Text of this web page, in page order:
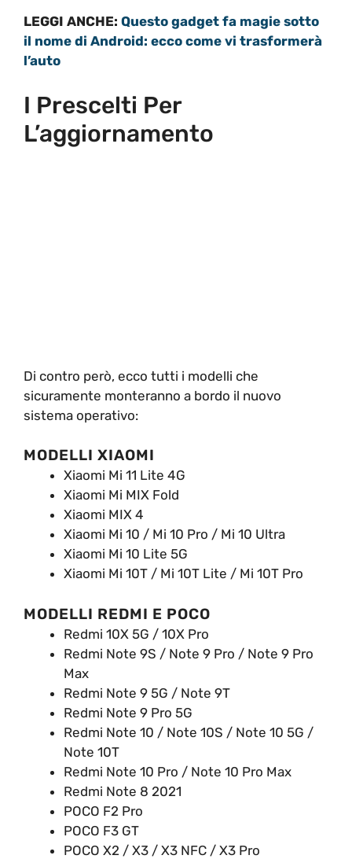
LEGGI ANCHE: Questo gadget fa magie sotto
il nome di Android: ecco come vi trasformerà
l’auto
I Prescelti Per
L’aggiornamento
Di contro però, ecco tutti i modelli che
sicuramente monteranno a bordo il nuovo
sistema operativo:
MODELLI XIAOMI
Xiaomi Mi 11 Lite 4G
Xiaomi Mi MIX Fold
Xiaomi MIX 4
Xiaomi Mi 10 / Mi 10 Pro / Mi 10 Ultra
Xiaomi Mi 10 Lite 5G
Xiaomi Mi 10T / Mi 10T Lite / Mi 10T Pro
MODELLI REDMI E POCO
Redmi 10X 5G / 10X Pro
Redmi Note 9S / Note 9 Pro / Note 9 Pro
Max
Redmi Note 9 5G / Note 9T
Redmi Note 9 Pro 5G
Redmi Note 10 / Note 10S / Note 10 5G /
Note 10T
Redmi Note 10 Pro / Note 10 Pro Max
Redmi Note 8 2021
POCO F2 Pro
POCO F3 GT
POCO X2 / X3 / X3 NFC / X3 Pro